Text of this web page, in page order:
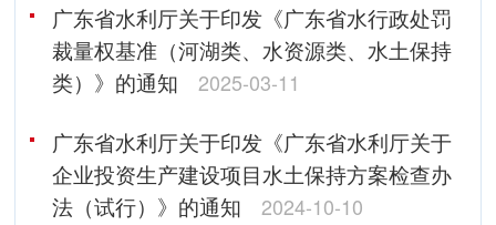
广东省水利厅关于印发《广东省水行政处罚
裁量权基准（河湖类、水资源类、水土保持
类）》的通知
2025-03-11
广东省水利厅关于印发《广东省水利厅关于
企业投资生产建设项目水土保持方案检查办
法（试行）》的通知
2024-10-10